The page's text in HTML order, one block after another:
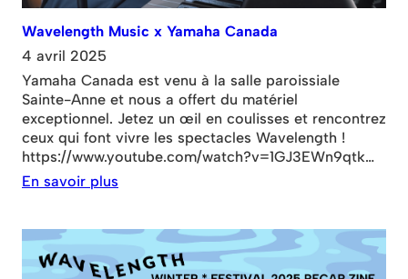
Wavelength Music x Yamaha Canada
4 avril 2025
Yamaha Canada est venu à la salle paroissiale
Sainte-Anne et nous a offert du matériel
exceptionnel. Jetez un œil en coulisses et rencontrez
ceux qui font vivre les spectacles Wavelength !
https://www.youtube.com/watch?v=1GJ3EWn9qtk
Avec la musique de Marker Starling, captée en direct
lors de notre week-end du Festival d'hiver 2025.
Roxanne Ignatius.
En savoir plus